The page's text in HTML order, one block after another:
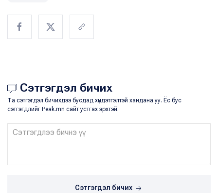
Сэтгэгдэл бичих
Та сэтгэгдэл бичихдээ бусдад хүндэтгэлтэй хандана уу. Ёс бус
сэтгэгдлийг Peak.mn сайт устгах эрхтэй.
Сэтгэгдэл бичих